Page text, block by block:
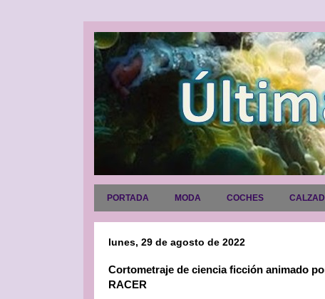
PORTADA MODA COCHES
lunes, 29 de agosto de 2022
Cortometraje de ciencia ficción animado
RACER